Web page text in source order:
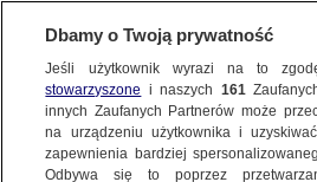
Nowy projekt
Zakłada likwidację
w Tel Awiwie
NAJNOWSZE
FAKTY
Dzień
Dbamy o Twoją prywatność
Jeśli użytkownik wyrazi na to
stowarzyszone i naszych 161
innych Zaufanych Partnerów może
na urządzeniu użytkownika i
zapewnienia bardziej
Odbywa się to poprzez